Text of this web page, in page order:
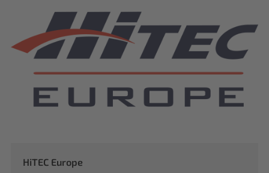
HiTEC Europe